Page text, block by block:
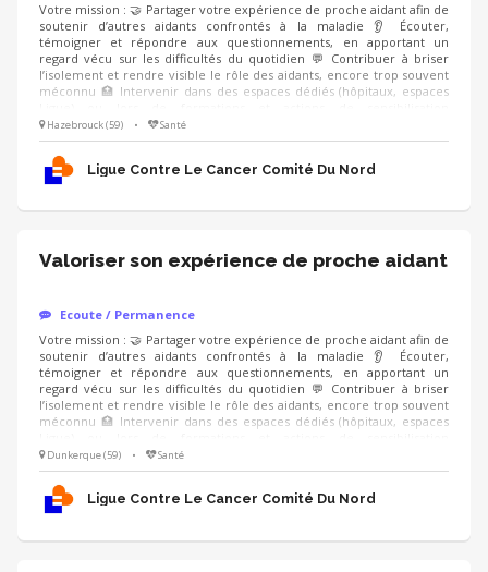
Votre mission : 🤝 Partager votre expérience de proche aidant afin de
soutenir d’autres aidants confrontés à la maladie 👂 Écouter,
témoigner et répondre aux questionnements, en apportant un
regard vécu sur les difficultés du quotidien 💬 Contribuer à briser
l’isolement et rendre visible le rôle des aidants, encore trop souvent
méconnu 🏥 Intervenir dans des espaces dédiés (hôpitaux, espaces
(professionnels de santé, entreprises), en étant accompagné.e par un
modérateur formé Compétences : ❤️ Écoute bienveillante et
empathie 🗝️ Capacité à prendre du recul sur son vécu 🤐 Respect du
cadre et de la confidentialité
Hazebrouck (59) • Santé
Ligue Contre Le Cancer Comité Du Nord
Valoriser son expérience de proche aidant
Ecoute / Permanence
Votre mission : 🤝 Partager votre expérience de proche aidant afin de
soutenir d’autres aidants confrontés à la maladie 👂 Écouter,
témoigner et répondre aux questionnements, en apportant un
regard vécu sur les difficultés du quotidien 💬 Contribuer à briser
l’isolement et rendre visible le rôle des aidants, encore trop souvent
méconnu 🏥 Intervenir dans des espaces dédiés (hôpitaux, espaces
(professionnels de santé, entreprises), en étant accompagné.e par un
modérateur formé Compétences : ❤️ Écoute bienveillante et
empathie 🗝️ Capacité à prendre du recul sur son vécu 🤐 Respect du
cadre et de la confidentialité
Dunkerque (59) • Santé
Ligue Contre Le Cancer Comité Du Nord